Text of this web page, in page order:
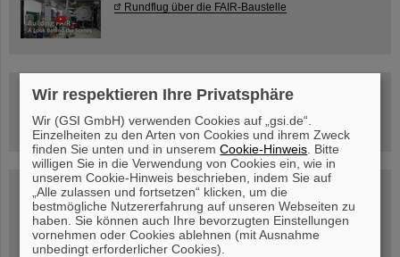
Rundflug über die FAIR-Baustelle
Besichtigung von GSI/FAIR –
jetzt Termin buchen!
Blog Beam On
Menschen...hinter GSI und FAIR.
Wir respektieren Ihre Privatsphäre
Wir (GSI GmbH) verwenden Cookies auf „gsi.de“.
Einzelheiten zu den Arten von Cookies und ihrem Zweck
finden Sie unten und in unseremCookie-Hinweis . Bitte
willigen Sie in die Verwendung von Cookies ein, wie in
unserem Cookie-Hinweis beschrieben, indem Sie auf
„Alle zulassen und fortsetzen“ klicken, um die
bestmögliche Nutzererfahrung auf unseren Webseiten zu
haben. Sie können auch Ihre bevorzugten Einstellungen
vornehmen oder Cookies ablehnen (mit Ausnahme
unbedingt erforderlicher Cookies).